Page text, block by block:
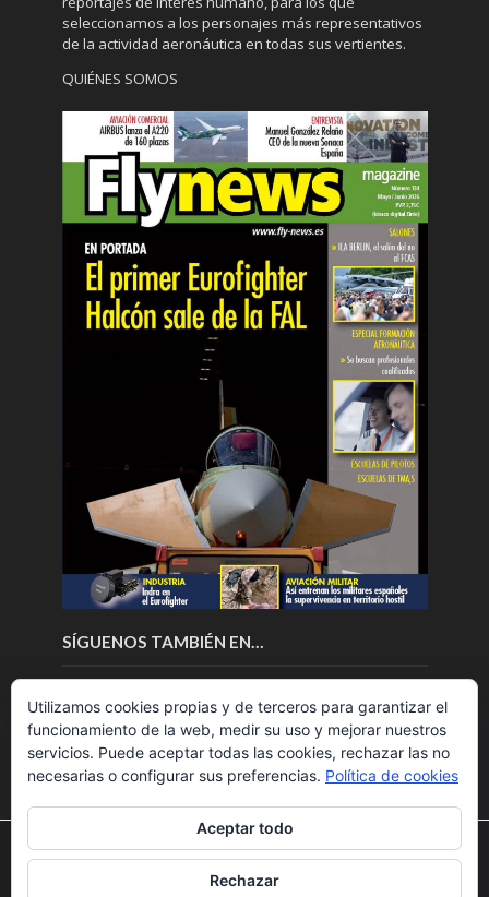
seleccionamos a los personajes más representativos
de la actividad aeronáutica en todas sus vertientes.
QUIÉNES SOMOS
SÍGUENOS TAMBIÉN EN…
Copyright © 2018.Fly News.Noticias aerospacial
Utilizamos cookies para ofrecerte la mejor experiencia en
nuestra web.
Puedes aprender más sobre qué cookies utilizamos o
Utilizamos cookies propias y de terceros para garantizar el
funcionamiento de la web, medir su uso y mejorar nuestros
servicios. Puede aceptar todas las cookies, rechazar las no
necesarias o configurar sus preferencias. Política de cookies
Aceptar todo
Rechazar